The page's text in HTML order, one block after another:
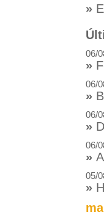
»
06/
»
06/
»
06/
»
06/
»
05/
»